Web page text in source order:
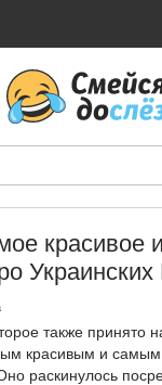
красивое
также принято
красивым и
раскинулось